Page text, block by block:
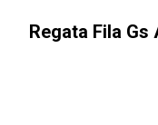
Regata Fila Gs